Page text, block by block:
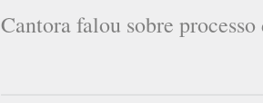
Cantora falou sobre